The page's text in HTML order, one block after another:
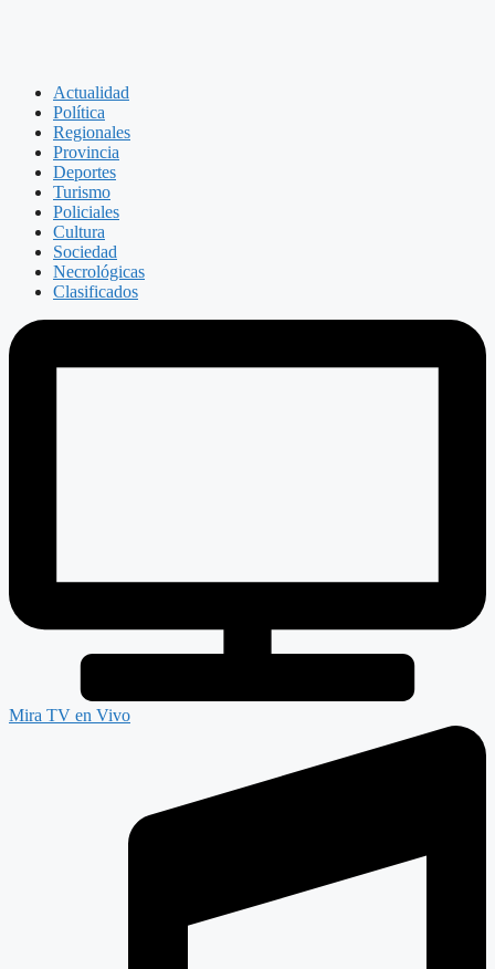
Actualidad
Política
Regionales
Provincia
Deportes
Turismo
Policiales
Cultura
Sociedad
Necrológicas
Clasificados
Mira TV en Vivo